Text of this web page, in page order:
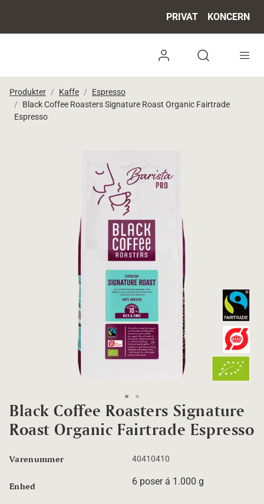
PRIVAT KONCERN
Log ind
Produkter Kaffe
Espresso
Black Coffee Roasters Signature Roast Organic Fairtrade
Espresso
Go to slide 1
Go to slide 2
Black Coffee Roasters Signature
Roast Organic Fairtrade Espresso
Varenummer 40410410
Enhed 6 poser á 1.000 g